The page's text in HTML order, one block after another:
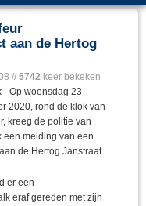
aan de Hertog
// 5742 keer bekeken
- Op woensdag 23
2020, rond de klok van
kreeg de politie van
een melding van een
de Hertog Janstraat.
er een
eraf gereden met zijn